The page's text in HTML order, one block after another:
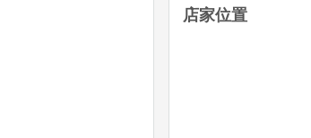
店家位置